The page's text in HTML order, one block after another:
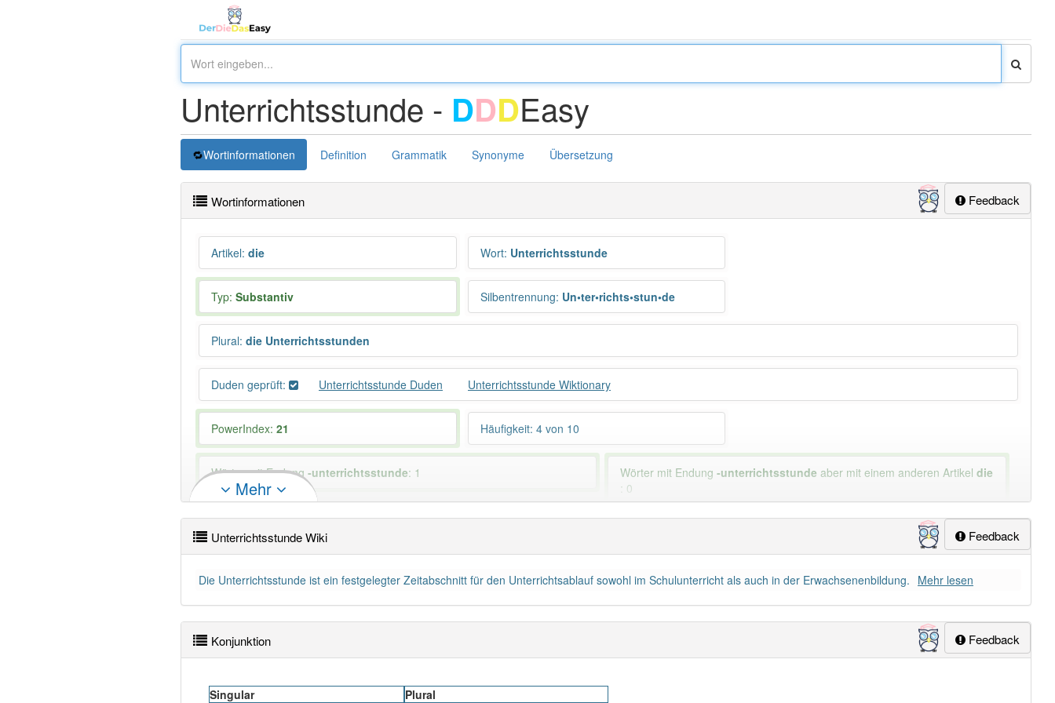
Unterrichtsstunde - DDDEasy
Wortinformationen Definition Grammatik Synonyme Übersetzung
Feedback
Wortinformationen
Artikel: die Wort: Unterrichtsstunde
Typ: Substantiv Silbentrennung: Un•ter•richts•stun•de
Plural: die Unterrichtsstunden
Duden geprüft: Unterrichtsstunde Duden Unterrichtsstunde Wiktionary
PowerIndex: 21 Häufigkeit: 4 von 10
Wörter mit Endung -unterrichtsstunde: 1 Wörter mit Endung-unterrichtsstunde aber mit einem anderen Artikeldie
: 0
99% unserer Spielapp-Nutzer haben den Artikel korrekt erraten.
Mehr
Feedback
Unterrichtsstunde Wiki
Die Unterrichtsstunde ist ein festgelegter Zeitabschnitt für den Unterrichtsablauf sowohl im Schulunterricht als auch in der Erwachsenenbildung. Mehr lesen
Feedback
Konjunktion
Singular Plural